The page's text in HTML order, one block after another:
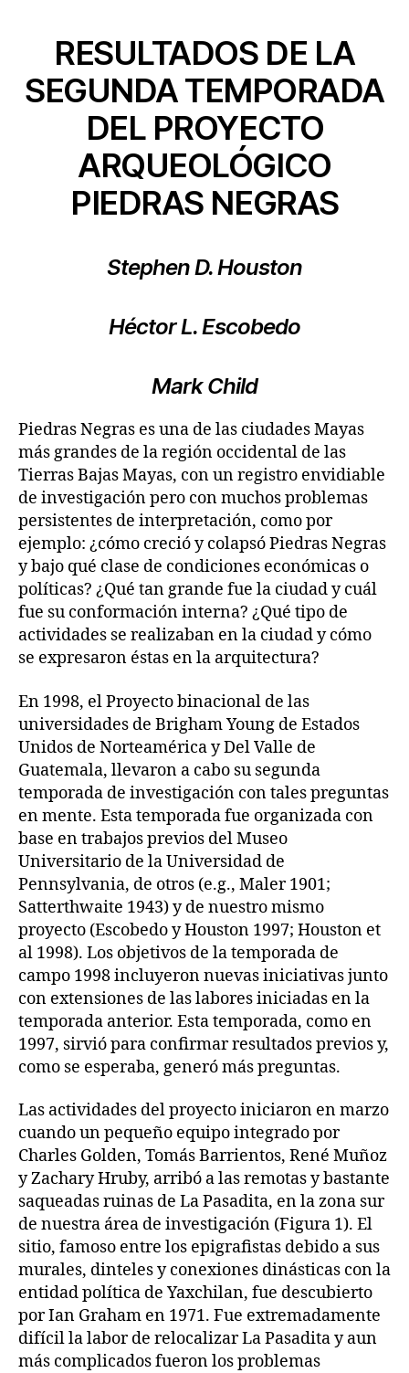
RESULTADOS DE LA
SEGUNDA TEMPORADA
DEL PROYECTO
ARQUEOLÓGICO
PIEDRAS NEGRAS
Stephen D. Houston
Héctor L. Escobedo
Mark Child
Piedras Negras es una de las ciudades Mayas
más grandes de la región occidental de las
Tierras Bajas Mayas, con un registro envidiable
de investigación pero con muchos problemas
persistentes de interpretación, como por
ejemplo: ¿cómo creció y colapsó Piedras Negras
y bajo qué clase de condiciones económicas o
políticas? ¿Qué tan grande fue la ciudad y cuál
fue su conformación interna? ¿Qué tipo de
actividades se realizaban en la ciudad y cómo
se expresaron éstas en la arquitectura?
En 1998, el Proyecto binacional de las
universidades de Brigham Young de Estados
Unidos de Norteamérica y Del Valle de
Guatemala, llevaron a cabo su segunda
temporada de investigación con tales preguntas
en mente. Esta temporada fue organizada con
base en trabajos previos del Museo
Universitario de la Universidad de
Pennsylvania, de otros (e.g., Maler 1901;
Satterthwaite 1943) y de nuestro mismo
proyecto (Escobedo y Houston 1997; Houston et
al 1998). Los objetivos de la temporada de
campo 1998 incluyeron nuevas iniciativas junto
con extensiones de las labores iniciadas en la
temporada anterior. Esta temporada, como en
1997, sirvió para confirmar resultados previos y,
como se esperaba, generó más preguntas.
Las actividades del proyecto iniciaron en marzo
cuando un pequeño equipo integrado por
Charles Golden, Tomás Barrientos, René Muñoz
y Zachary Hruby, arribó a las remotas y bastante
saqueadas ruinas de La Pasadita, en la zona sur
de nuestra área de investigación (Figura 1). El
sitio, famoso entre los epigrafistas debido a sus
murales, dinteles y conexiones dinásticas con la
entidad política de Yaxchilan, fue descubierto
por Ian Graham en 1971. Fue extremadamente
difícil la labor de relocalizar La Pasadita y aun
más complicados fueron los problemas